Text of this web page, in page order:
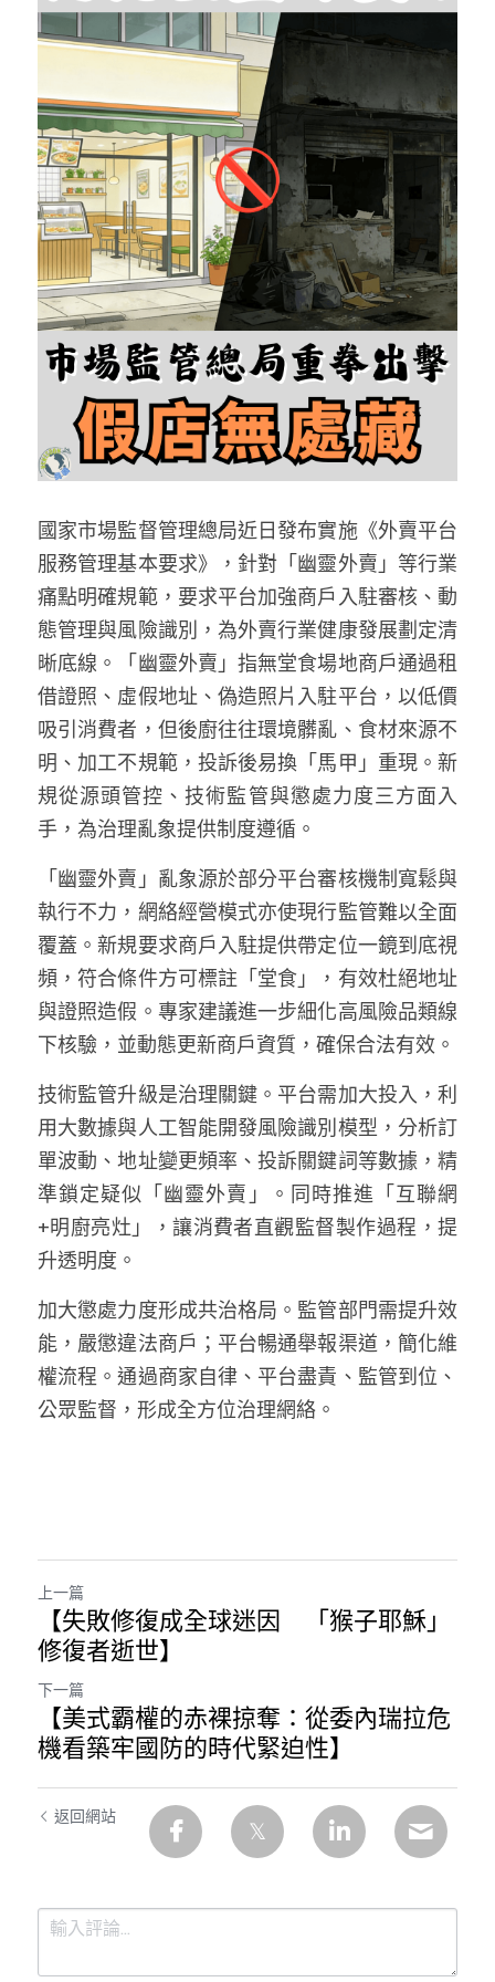
反華推手你要知
反華推手懶人包
民主派騙案十式
反華推手起底
美西霸凌內幕
美西極權主義
真相直擊
極端暴恐實錄
KOL 專欄
林淑芳專欄
屈穎妍專欄
朱庭萱專欄
莫綺琪專欄
黃萬成專欄
招國偉專欄
高松傑專欄
馮煒光專欄
趙處機專欄
KOL 精選
大衛sir專欄
曾子晴 - 晴深直說
龔靜儀大律師專欄
陳子遷律師專欄
羅浚軒專欄
溫志倫專欄
張美雄專欄
莊豪鋒專欄
香港科技專上書院｜專欄
絕密法庭檔案
醫院口岸爆炸案
屠龍小隊案
黎智英案審訊
支聯會案
35+顛覆案
生活
吃喝玩指南
休閒好介紹
親子
花生仔漫畫週記
關於我們
人才招聘
投稿熱線
商戶合作
支持讚助
關於我們
搜索
繁體中文
繁體中文
English
國家市場監督管理總局近日發布實施《外賣平台
服務管理基本要求》，針對「幽靈外賣」等行業
痛點明確規範，要求平台加強商戶入駐審核、動
態管理與風險識別，為外賣行業健康發展劃定清
晰底線。「幽靈外賣」指無堂食場地商戶通過租
借證照、虛假地址、偽造照片入駐平台，以低價
吸引消費者，但後廚往往環境髒亂、食材來源不
明、加工不規範，投訴後易換「馬甲」重現。新
規從源頭管控、技術監管與懲處力度三方面入
手，為治理亂象提供制度遵循。
「幽靈外賣」亂象源於部分平台審核機制寬鬆與
執行不力，網絡經營模式亦使現行監管難以全面
覆蓋。新規要求商戶入駐提供帶定位一鏡到底視
頻，符合條件方可標註「堂食」，有效杜絕地址
與證照造假。專家建議進一步細化高風險品類線
下核驗，並動態更新商戶資質，確保合法有效。
技術監管升級是治理關鍵。平台需加大投入，利
用大數據與人工智能開發風險識別模型，分析訂
單波動、地址變更頻率、投訴關鍵詞等數據，精
準鎖定疑似「幽靈外賣」。同時推進「互聯網
+明廚亮灶」，讓消費者直觀監督製作過程，提
升透明度。
加大懲處力度形成共治格局。監管部門需提升效
能，嚴懲違法商戶；平台暢通舉報渠道，簡化維
權流程。通過商家自律、平台盡責、監管到位、
公眾監督，形成全方位治理網絡。
上一篇
【失敗修復成全球迷因 「猴子耶穌」
修復者逝世】
下一篇
【美式霸權的赤裸掠奪：從委內瑞拉危
機看築牢國防的時代緊迫性】
返回網站